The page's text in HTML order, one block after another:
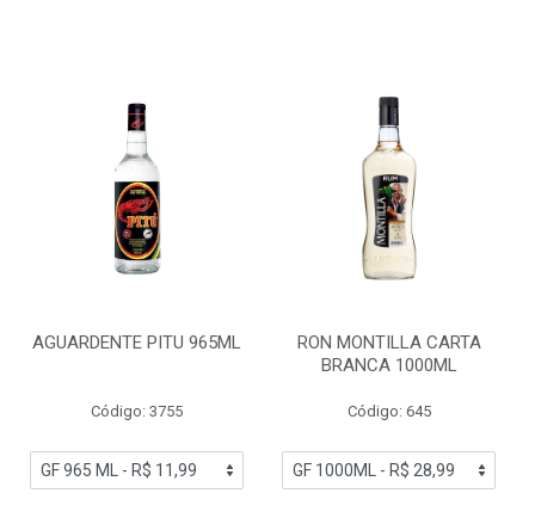
AGUARDENTE PITU 965ML
Código: 3755
RON MONTILLA CARTA
BRANCA 1000ML
Código: 645